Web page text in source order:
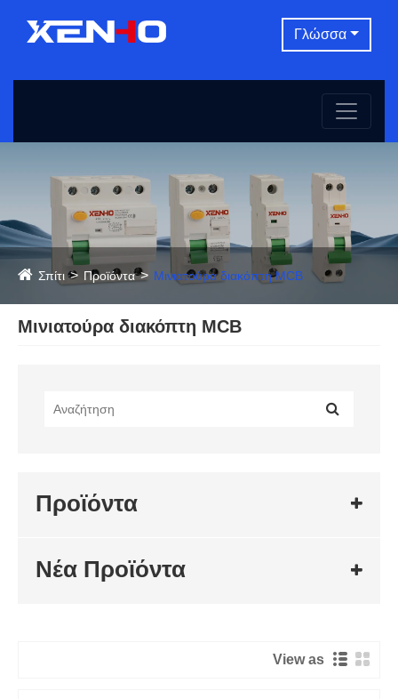
Γλώσσα
Σπίτι Προϊόντα Μινιατούρα διακόπτη MCB
Μινιατούρα διακόπτη MCB
Προϊόντα
Νέα Προϊόντα
View as